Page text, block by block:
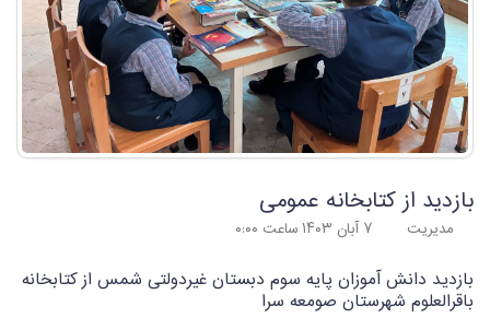
بازدید از کتابخانه عمومی
مدیریت ۷ آبان ۱۴۰۳ ساعت ۰:۰۰
بازدید دانش آموزان پایه سوم دبستان غیردولتی شمس از کتابخانه
باقرالعلوم شهرستان صومعه سرا